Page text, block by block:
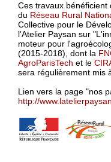
Ces travaux
du Réseau Rural
Collective pour le
l'Atelier Paysan sur
moteur pour
(2015-2018), dont la
AgroParisTech et le
sera régulièrement mis
Lien vers la page "nos
http://